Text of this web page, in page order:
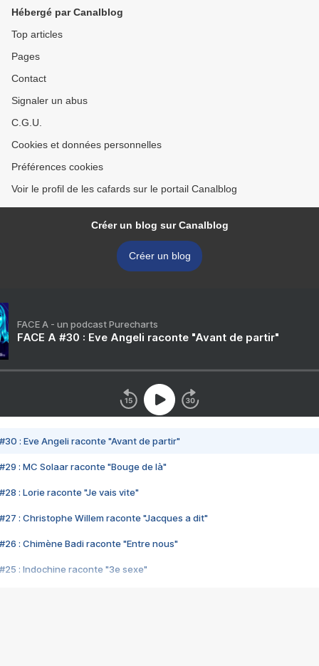
Hébergé par Canalblog
Top articles
Pages
Contact
Signaler un abus
C.G.U.
Cookies et données personnelles
Préférences cookies
Voir le profil de les cafards sur le portail Canalblog
Créer un blog sur Canalblog
Créer un blog
FACE A - un podcast Purecharts
FACE A #30 : Eve Angeli raconte "Avant de partir"
#30 : Eve Angeli raconte "Avant de partir"
#29 : MC Solaar raconte "Bouge de là"
#28 : Lorie raconte "Je vais vite"
#27 : Christophe Willem raconte "Jacques a dit"
#26 : Chimène Badi raconte "Entre nous"
#25 : Indochine raconte "3e sexe"